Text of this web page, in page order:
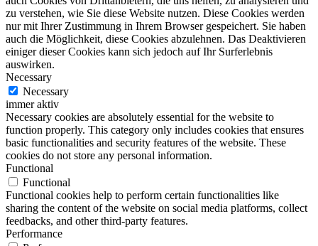
zu verstehen, wie Sie diese Website nutzen. Diese Cookies werden
nur mit Ihrer Zustimmung in Ihrem Browser gespeichert. Sie haben
auch die Möglichkeit, diese Cookies abzulehnen. Das Deaktivieren
einiger dieser Cookies kann sich jedoch auf Ihr Surferlebnis
auswirken.
Necessary
Necessary
immer aktiv
Necessary cookies are absolutely essential for the website to
function properly. This category only includes cookies that ensures
basic functionalities and security features of the website. These
cookies do not store any personal information.
Functional
Functional
Functional cookies help to perform certain functionalities like
sharing the content of the website on social media platforms, collect
feedbacks, and other third-party features.
Performance